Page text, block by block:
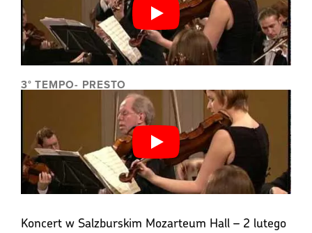
3° TEMPO- PRESTO
Koncert w Salzburskim Mozarteum Hall – 2 lutego